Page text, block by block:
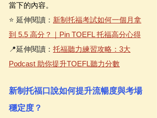
當下的內容。
⭐️ 延伸閱讀： 新制托福考試如何一個月拿
到 5.5 高分？｜Pin TOEFL 托福高分心得
📍延伸閱讀： 托福聽力練習攻略：3大
Podcast 助你提升TOEFL聽力分數
新制托福口說如何提升流暢度與考場
穩定度？